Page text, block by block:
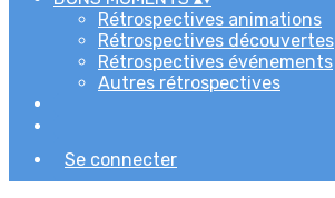
Rétrospectives animations
Rétrospectives découvertes
Rétrospectives événements
Autres rétrospectives
Se connecter